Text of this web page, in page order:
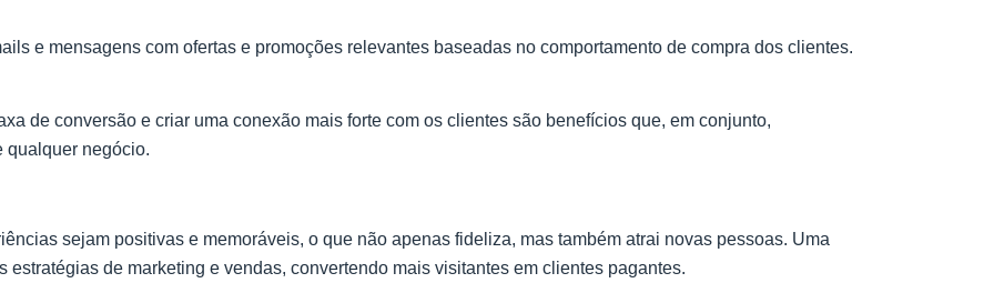
e mensagens com ofertas e promoções relevantes baseadas no comportamento de compra dos clientes.
de conversão e criar uma conexão mais forte com os clientes são benefícios que, em conjunto,
qualquer negócio.
sejam positivas e memoráveis, o que não apenas fideliza, mas também atrai novas pessoas. Uma
estratégias de marketing e vendas, convertendo mais visitantes em clientes pagantes.